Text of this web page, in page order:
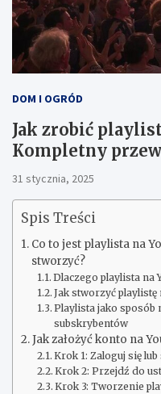
DOM I OGRÓD
Jak zrobić
Kompletny
31 stycznia, 2025
Spis Treści
Co to jest playlista na
stworzyć?
Dlaczego playlista na
Jak stworzyć playlistę
Playlista jako sposób
subskrybentów
Jak założyć konto na
Krok 1: Zaloguj się
Krok 2: Przejdź do
Krok 3: Tworzenie